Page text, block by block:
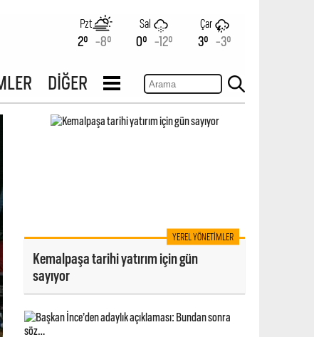
Pzt
2° -8°
Sal
0° -12°
Çar
3° -3°
DİĞER
YEREL YÖNETIMLER
Kemalpaşa tarihi yatırım için gün
sayıyor